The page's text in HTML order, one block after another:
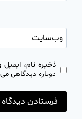
وب‌سایت
ذخیره نام،
دوباره دیدگاهی